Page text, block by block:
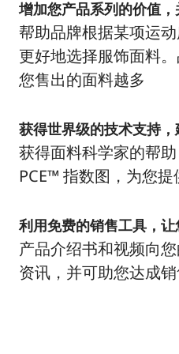
增加您产品系列的价值，
帮助品牌根据某项运
更好地选择服饰面料
您售出的面料越多
获得世界级的技术支持
获得面料科学家的帮
PCE™ 指数图，为您
利用免费的销售工具，
产品介绍书和视频向
资讯，并可助您达成